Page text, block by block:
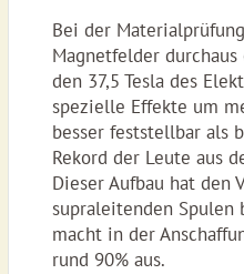
Bei der
Magnetfelder
den 37,5 Tesla des
spezielle Effekte um
besser feststellbar als
Rekord der Leute aus
Dieser Aufbau hat den
supraleitenden Spulen
macht in der
rund 90% aus.